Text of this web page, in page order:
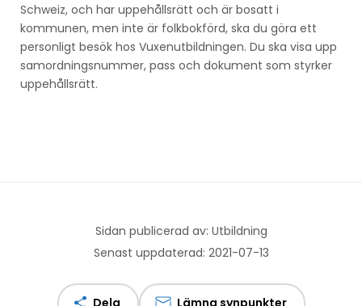
Schweiz, och har uppehållsrätt och är bosatt i
kommunen, men inte är folkbokförd, ska du göra ett
personligt besök hos Vuxenutbildningen. Du ska visa upp
samordningsnummer, pass och dokument som styrker
uppehållsrätt.
Sidan publicerad av: Utbildning
Senast uppdaterad: 2021-07-13
Dela Lämna synpunkter